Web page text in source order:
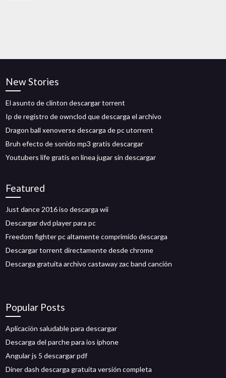
New Stories
El asunto de clinton descargar torrent
Ip de registro de ownclod que descarga el archivo
Dragon ball xenoverse descarga de pc utorrent
Bruh efecto de sonido mp3 gratis descargar
Youtubers life gratis en línea jugar sin descargar
Featured
Just dance 2016 iso descarga wii
Descargar dvd player para pc
Freedom fighter pc altamente comprimido descarga
Descargar torrent directamente desde chrome
Descarga gratuita archivo castaway zac band canción
Popular Posts
Aplicación saludable para descargar
Descarga del parche para ios iphone
Angular js 5 descargar pdf
Diner dash descarga gratuita versión completa